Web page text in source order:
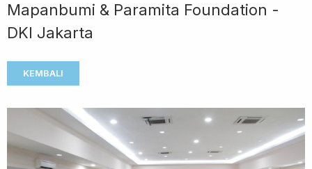
Mapanbumi & Paramita Foundation -
DKI Jakarta
KEMBALI